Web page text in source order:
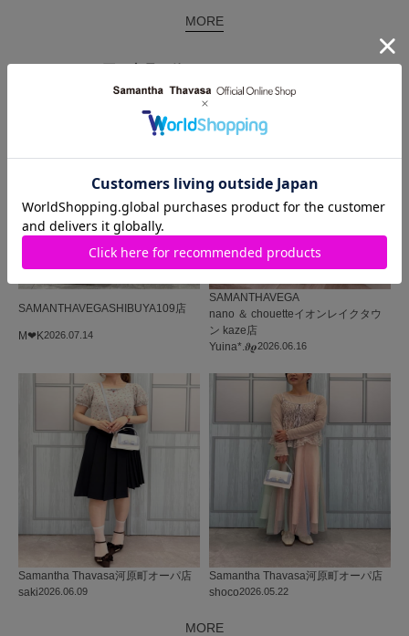
MORE
2026.07.14
SAMANTHAVEGASHIBUYA109店
M‪‪❤︎‬K
2026.06.16
SAMANTHAVEGA
nano ＆ chouetteイオンレイクタウ
ン kaze店
Yuina*.𝝑𝝔
2026.06.09
Samantha Thavasa河原町オーパ店
saki
2026.05.22
Samantha Thavasa河原町オーパ店
shoco
MORE